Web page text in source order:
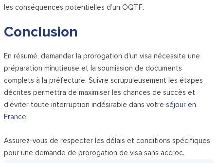
les conséquences potentielles d’un OQTF.
Conclusion
En résumé, demander la prorogation d’un visa nécessite une
préparation minutieuse et la soumission de documents
complets à la préfecture. Suivre scrupuleusement les étapes
décrites permettra de maximiser les chances de succès et
d’éviter toute interruption indésirable dans votreséjour en
France.
Assurez-vous de respecter les délais et conditions spécifiques
pour une demande de prorogation de visa sans accroc.